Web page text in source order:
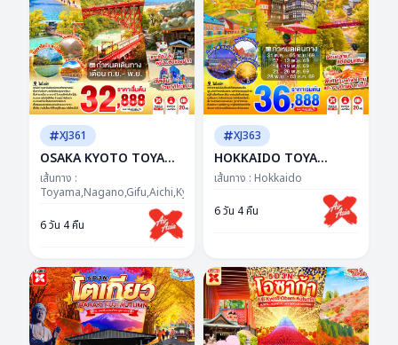
XJ361
OSAKA KYOTO TOYAMA
KAMIKOCHI 6D 4N BY
XJ -- SEP - NOV'26 ---
ซุปตาร์..รถไฟสายโรแมนติก
พิชิตคามิโคจิ วิวหลักล้าน
เส้นทาง :
Toyama,Nagano,Gifu,Aichi,Kyoto,Osaka
6 วัน 4 คืน
XJ363
HOKKAIDO TOYA
JOZANKEI OTARU 6D
DEC'26 -- ซุป
ตาร์...ฮอกไกโด โรแมนติก
เส้นทาง : Hokkaido
6 วัน 4 คืน